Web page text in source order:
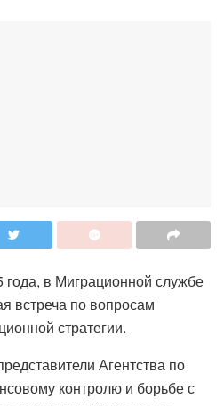
года, в Миграционной службе
встреча по вопросам
стратегии.
Агентства по
контролю и борьбе с